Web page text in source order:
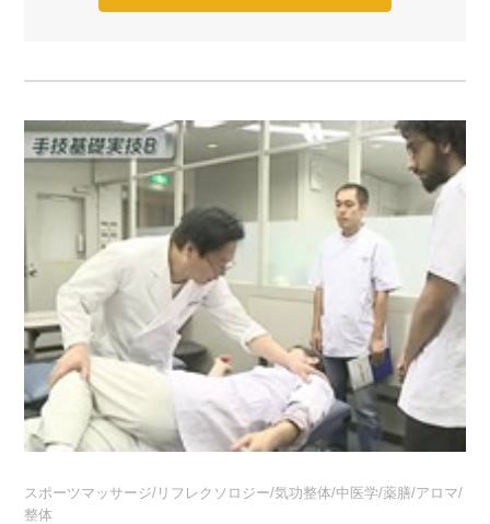
スポーツマッサージ/リフレクソロジー/気功整体/中医学/薬膳/アロマ/
整体